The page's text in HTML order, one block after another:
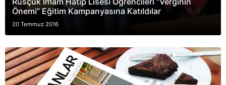
Önemi” Eğitim Kampanyasına Katıldılar
20 Temmuz 2016